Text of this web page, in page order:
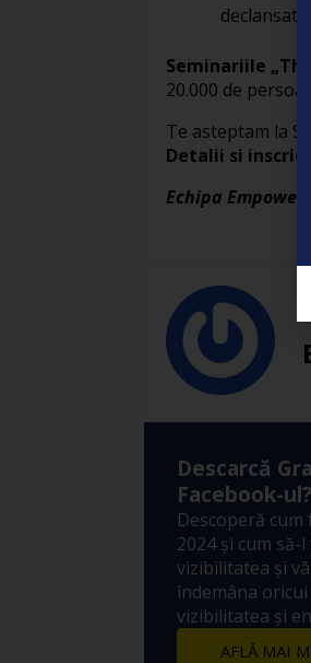
Seminariile
20.000 de
Te asteptam la
Detalii si
Echipa Empower
Descarcă
Facebook-
Descoperă
2024 și cum
vizibilitatea și
îndemâna
vizibilitatea și
AFLĂ MAI